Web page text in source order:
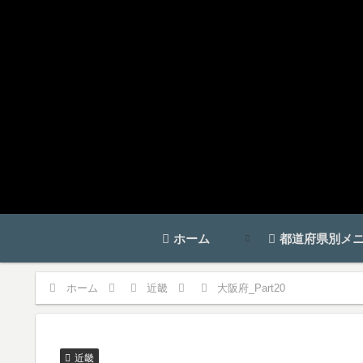
ホーム 都道府県別メ
ホーム 近畿 大阪府_Part20
近畿